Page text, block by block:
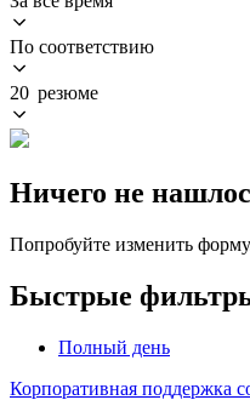
По соответствию
20 резюме
Ничего не
Попробуйте изменить
Быстрые
Полный день
Корпоративная поддержка